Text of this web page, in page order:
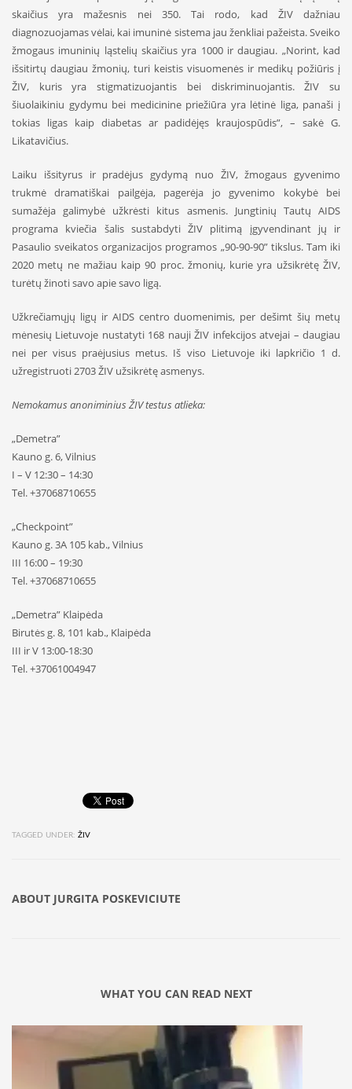
skaičius yra mažesnis nei 350. Tai rodo, kad ŽIV dažniau
diagnozuojamas vėlai, kai imuninė sistema jau ženkliai pažeista. Sveiko
žmogaus imuninių ląstelių skaičius yra 1000 ir daugiau. „Norint, kad
išsitirtų daugiau žmonių, turi keistis visuomenės ir medikų požiūris į
ŽIV, kuris yra stigmatizuojantis bei diskriminuojantis. ŽIV su
šiuolaikiniu gydymu bei medicinine priežiūra yra lėtinė liga, panaši į
tokias ligas kaip diabetas ar padidėjęs kraujospūdis”, – sakė G.
Likatavičius.
Laiku išsityrus ir pradėjus gydymą nuo ŽIV, žmogaus gyvenimo
trukmė dramatiškai pailgėja, pagerėja jo gyvenimo kokybė bei
sumažėja galimybė užkrėsti kitus asmenis. Jungtinių Tautų AIDS
programa kviečia šalis sustabdyti ŽIV plitimą įgyvendinant jų ir
Pasaulio sveikatos organizacijos programos „90-90-90” tikslus. Tam iki
2020 metų ne mažiau kaip 90 proc. žmonių, kurie yra užsikrėtę ŽIV,
turėtų žinoti savo apie savo ligą.
Užkrečiamųjų ligų ir AIDS centro duomenimis, per dešimt šių metų
mėnesių Lietuvoje nustatyti 168 nauji ŽIV infekcijos atvejai – daugiau
nei per visus praėjusius metus. Iš viso Lietuvoje iki lapkričio 1 d.
užregistruoti 2703 ŽIV užsikrėtę asmenys.
Nemokamus anoniminius ŽIV testus atlieka:
„Demetra”
Kauno g. 6, Vilnius
I – V 12:30 – 14:30
Tel. +37068710655
„Checkpoint”
Kauno g. 3A 105 kab., Vilnius
III 16:00 – 19:30
Tel. +37068710655
„Demetra” Klaipėda
Birutės g. 8, 101 kab., Klaipėda
III ir V 13:00-18:30
Tel. +37061004947
TAGGED UNDER: ŽIV
ABOUT JURGITA POSKEVICIUTE
WHAT YOU CAN READ NEXT